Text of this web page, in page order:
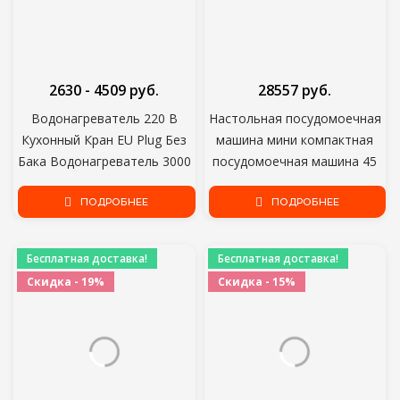
Водонагреватель 220 В
Кухонный Кран EU Plug Без
Бака Водонагреватель 3000
Вт Цифровой Дисплей Для
Загородного Дома
2630 - 4509 руб.
ПОДРОБНЕЕ
Настольная посудомоечная
машина мини компактная
посудомоечная машина 45
для дома и кухни Основной
прибор для мытья посуды
см отдельно стоящая
встроенная встроенная
маленькая
28557 руб.
ПОДРОБНЕЕ
Бесплатная доставка!
Скидка - 19%
Бесплатная доставка!
Скидка - 15%